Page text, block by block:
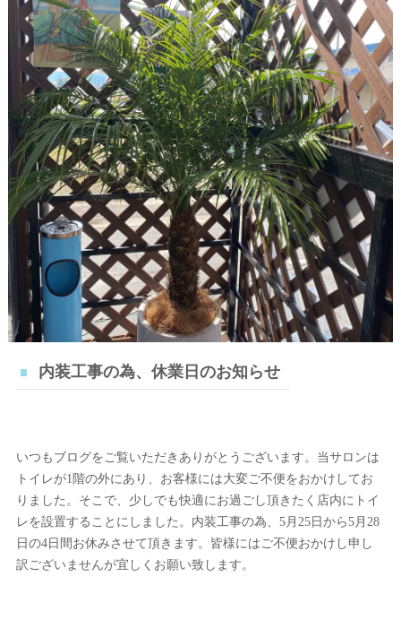
内装工事の為、休業日のお知らせ
いつもブログをご覧いただきありがとうございます。当サロンは
トイレが1階の外にあり、お客様には大変ご不便をおかけしてお
りました。そこで、少しでも快適にお過ごし頂きたく店内にトイ
レを設置することにしました。内装工事の為、5月25日から5月28
日の4日間お休みさせて頂きます。皆様にはご不便おかけし申し
訳ございませんが宜しくお願い致します。